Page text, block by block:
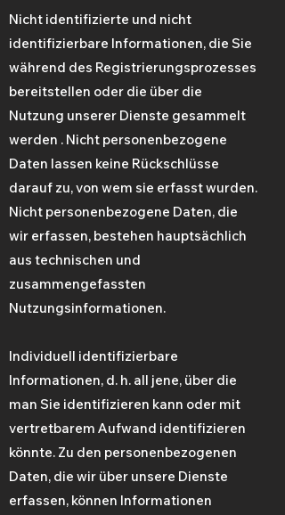
Nicht identifizierte und nicht
identifizierbare Informationen, die Sie
während des Registrierungsprozesses
bereitstellen oder die über die
Nutzung unserer Dienste gesammelt
werden . Nicht personenbezogene
Daten lassen keine Rückschlüsse
darauf zu, von wem sie erfasst wurden.
Nicht personenbezogene Daten, die
wir erfassen, bestehen hauptsächlich
aus technischen und
zusammengefassten
Nutzungsinformationen.
Individuell identifizierbare
Informationen, d. h. all jene, über die
man Sie identifizieren kann oder mit
vertretbarem Aufwand identifizieren
könnte. Zu den personenbezogenen
Daten, die wir über unsere Dienste
erfassen, können Informationen